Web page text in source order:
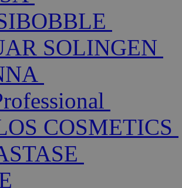
SOLINGEN
COSMETICS